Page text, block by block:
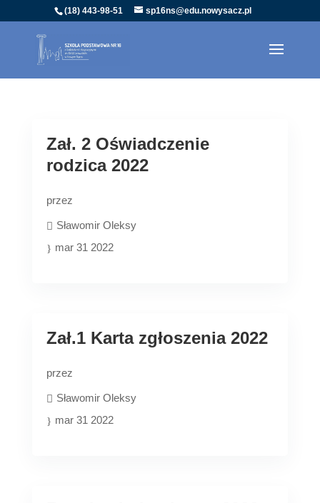
(18) 443-98-51 sp16ns@edu.nowysacz.pl
Zał. 2 Oświadczenie
rodzica 2022
przez
Sławomir Oleksy
mar 31 2022
Zał.1 Karta zgłoszenia 2022
przez
Sławomir Oleksy
mar 31 2022